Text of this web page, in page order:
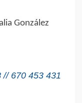
González
670 453 431